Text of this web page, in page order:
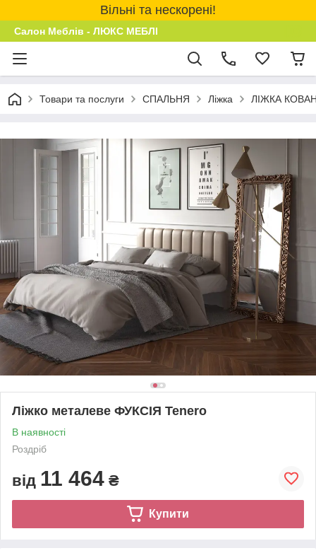
Вільні та нескорені!
Салон Меблів - ЛЮКС МЕБЛІ
Товари та послуги СПАЛЬНЯ Ліжка ЛІЖКА
Ліжко металеве ФУКСІЯ Tenero
В наявності
Роздріб
від 11 464 ₴
Купити